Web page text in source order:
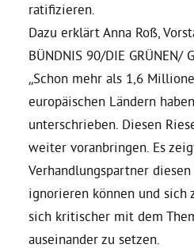
Aktiv werden
Termine
Arbeitsgruppen
Mitglied werden
Kommunalpolitik
ratifizieren.
Dazu erklärt Anna Roß,
BÜNDNIS 90/DIE GRÜNEN/
„Schon mehr als 1,6
europäischen Ländern
unterschrieben. Diesen
weiter voranbringen. Es
Verhandlungspartner
ignorieren können und sich
sich kritischer mit dem
auseinander zu setzen.